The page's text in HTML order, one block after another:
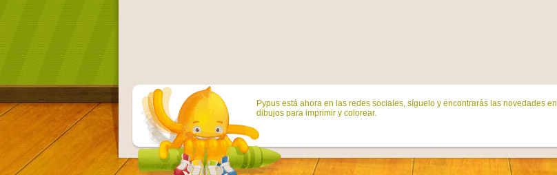
Pypus está ahora en las redes sociales, síguelo y encontrarás las novedades en
dibujos para imprimir y colorear.